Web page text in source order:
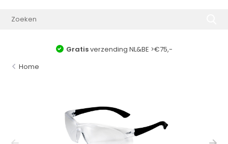
Gratisverzending NL&BE >€75,-
Home